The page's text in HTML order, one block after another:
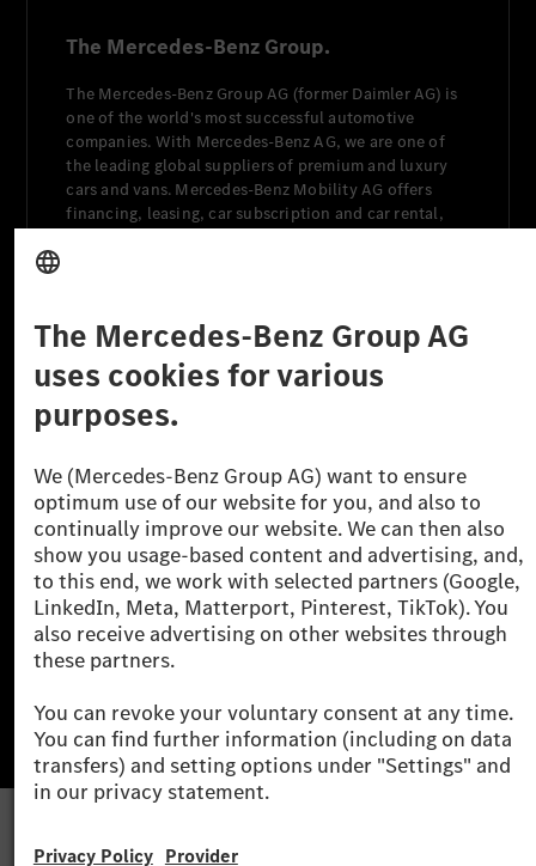
The Mercedes-Benz Group.
The Mercedes-Benz Group AG (former Daimler AG) is
one of the world's most successful automotive
companies. With Mercedes-Benz AG, we are one of
the leading global suppliers of premium and luxury
cars and vans. Mercedes-Benz Mobility AG offers
financing, leasing, car subscription and car rental,
Learn more
Technical Support Hotline Contact
Locations
Do not sell or share my personal information (CCPA & CPRA)
Provider Legal Notice
© 2026 Mercedes-Benz Group AG. All rights reserved.